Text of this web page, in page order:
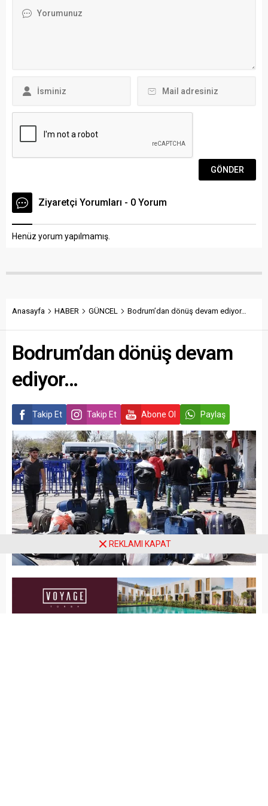
sürücüsü, direksiyon
İlk müdahaleyi çevredeki
Ziyaretçi Yorumları - 0 Yorum
Henüz yorum yapılmamış.
Anasayfa HABER GÜNCEL Bodrum’dan dönüş devam ediyor…
Bodrum’dan dönüş devam
ediyor…
Takip Et Takip Et Abone Ol Paylaş
REKLAMI KAPAT